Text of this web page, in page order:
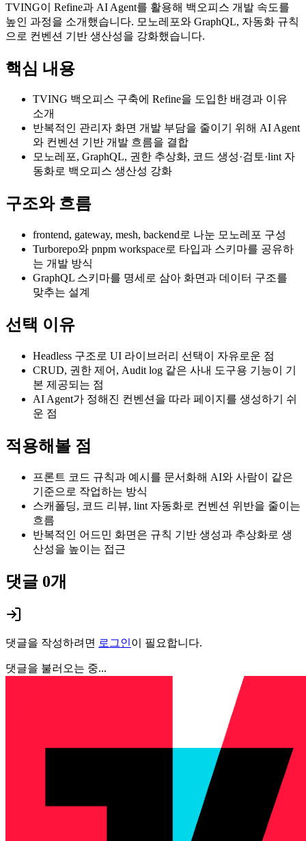
TVING이 Refine과 AI Agent를 활용해 백오피스 개발 속도를
높인 과정을 소개했습니다. 모노레포와 GraphQL, 자동화 규칙
으로 컨벤션 기반 생산성을 강화했습니다.
핵심 내용
TVING 백오피스 구축에 Refine을 도입한 배경과 이유
소개
반복적인 관리자 화면 개발 부담을 줄이기 위해 AI Agent
와 컨벤션 기반 개발 흐름을 결합
모노레포, GraphQL, 권한 추상화, 코드 생성·검토·lint 자
동화로 백오피스 생산성 강화
구조와 흐름
frontend, gateway, mesh, backend로 나눈 모노레포 구성
Turborepo와 pnpm workspace로 타입과 스키마를 공유하
는 개발 방식
GraphQL 스키마를 명세로 삼아 화면과 데이터 구조를
맞추는 설계
선택 이유
Headless 구조로 UI 라이브러리 선택이 자유로운 점
CRUD, 권한 제어, Audit log 같은 사내 도구용 기능이 기
본 제공되는 점
AI Agent가 정해진 컨벤션을 따라 페이지를 생성하기 쉬
운 점
적용해볼 점
프론트 코드 규칙과 예시를 문서화해 AI와 사람이 같은
기준으로 작업하는 방식
스캐폴딩, 코드 리뷰, lint 자동화로 컨벤션 위반을 줄이는
흐름
반복적인 어드민 화면은 규칙 기반 생성과 추상화로 생
산성을 높이는 접근
댓글 0개
댓글을 작성하려면 로그인이 필요합니다.
댓글을 불러오는 중...